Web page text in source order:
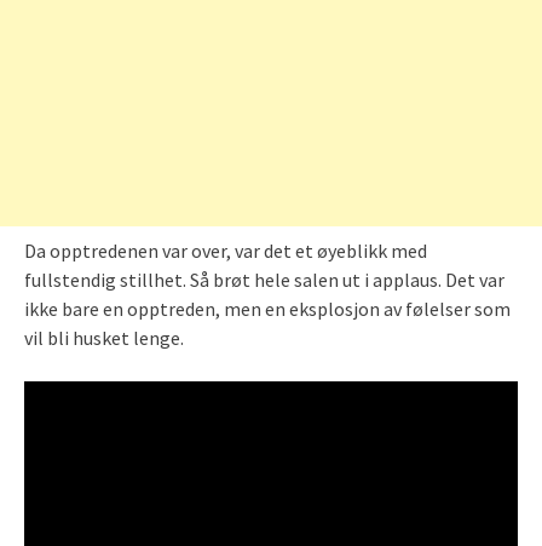
Da opptredenen var over, var det et øyeblikk med
fullstendig stillhet. Så brøt hele salen ut i applaus. Det var
ikke bare en opptreden, men en eksplosjon av følelser som
vil bli husket lenge.